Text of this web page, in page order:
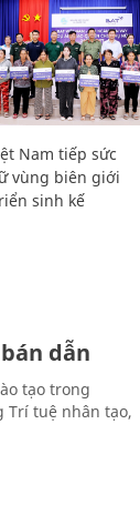
Nam tiếp sức
vùng biên giới
sinh kế
dẫn
tạo trong
Trí tuệ nhân tạo,